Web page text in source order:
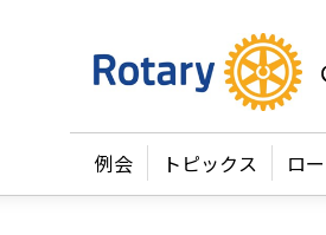
例会 トピックス ロ